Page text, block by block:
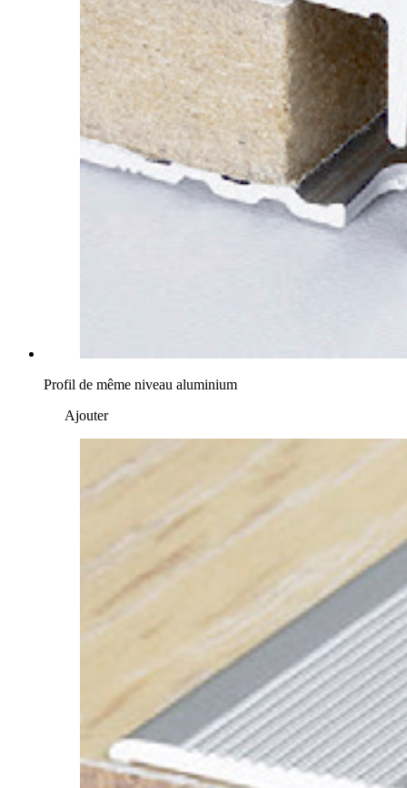
Profil de même niveau aluminium
Ajouter